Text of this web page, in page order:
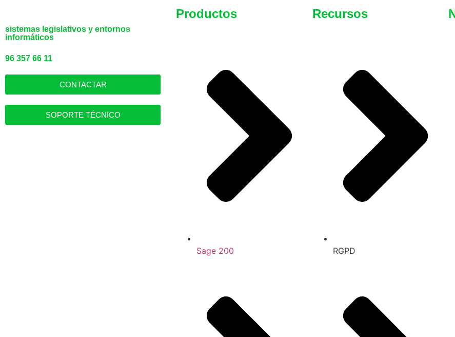
sistemas legislativos y entornos
informáticos
96 357 66 11
CONTACTAR
SOPORTE TÉCNICO
Productos
Sage 200
Recursos
RGPD